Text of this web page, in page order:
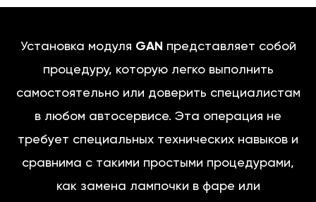
Установка модуля GAN представляет собой
процедуру, которую легко выполнить
самостоятельно или доверить специалистам
в любом автосервисе. Эта операция не
требует специальных технических навыков и
сравнима с такими простыми процедурами,
как замена лампочки в фаре или